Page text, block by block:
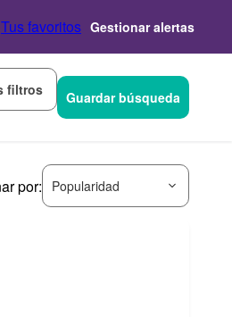
Tus favoritos Gestionar alertas
filtros Guardar búsqueda
por: Popularidad